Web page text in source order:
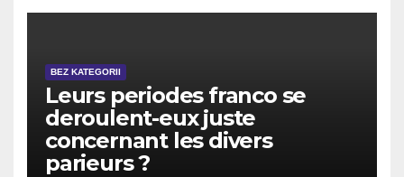
BEZ KATEGORII
Leurs periodes franco se
deroulent-eux juste
concernant les divers
parieurs ?